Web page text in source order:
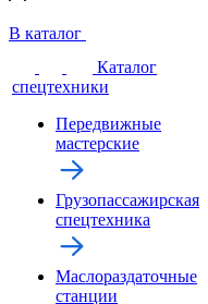
В каталог
Каталог
спецтехники
Передвижные
мастерские
Грузопассажирская
спецтехника
Маслораздаточные
станции